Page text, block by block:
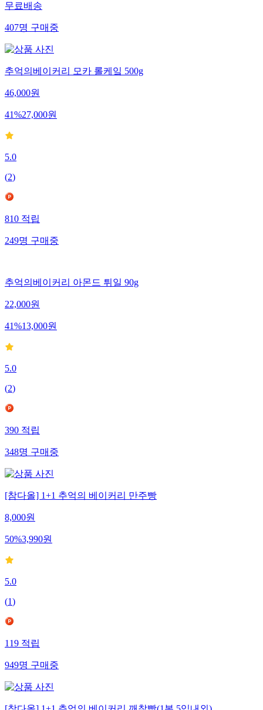
무료배송
407명구매중
추억의베이커리 모카 롤케잌 500g
46,000원
41%27,000원
5.0
(2)
810적립
249명구매중
추억의베이커리 아몬드 튀일 90g
22,000원
41%13,000원
5.0
(2)
390적립
348명구매중
[참다올] 1+1 추억의 베이커리 만주빵
8,000원
50%3,990원
5.0
(1)
119적립
949명구매중